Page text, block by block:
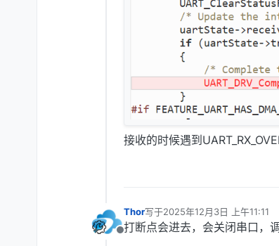
接收的时候遇到
离线
Thor写于2025年12月3日 上午11:11
最后由 编辑
打断点会进去，会关闭串口，